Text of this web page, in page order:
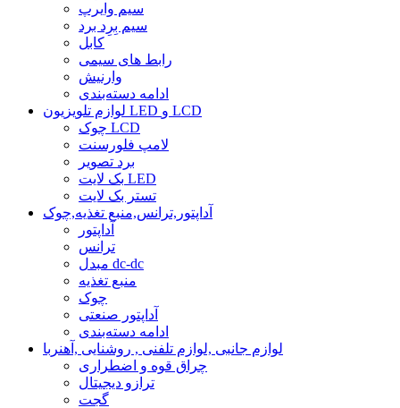
سیم وایرپ
سیم بِرِد برد
کابل
رابط های سیمی
وارنیش
ادامه دسته‌بندی
لوازم تلویزیون LED و LCD
چوک LCD
لامپ فلورسنت
برد تصویر
بک لایت LED
تستر بک لایت
آداپتور,ترانس,منبع تغذیه,چوک
آداپتور
ترانس
مبدل dc-dc
منبع تغذیه
چوک
آداپتور صنعتی
ادامه دسته‌بندی
لوازم جانبی ,لوازم تلفنی , روشنایی ,آهنربا
چراق قوه و اضطراری
ترازو دیجیتال
گجت